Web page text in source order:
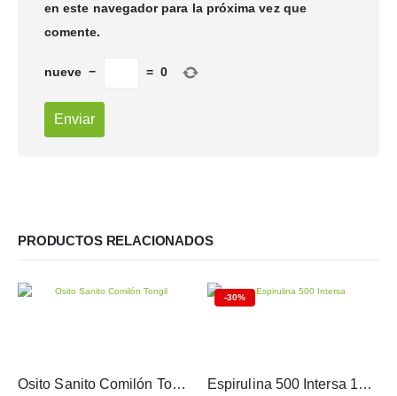
en este navegador para la próxima vez que
comente.
nueve − = 0
PRODUCTOS RELACIONADOS
Osito Sanito Comilón Tongil 150 ml
-30%
Espirulina 500 Intersa 180 cápsulas